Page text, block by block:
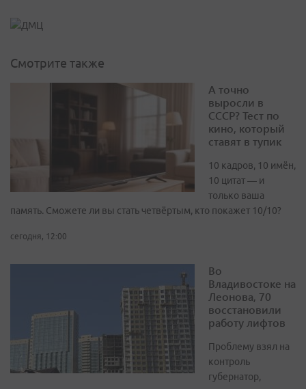
Смотрите также
А точно
выросли в
СССР? Тест по
кино, который
ставят в тупик
10 кадров, 10 имён,
10 цитат — и
только ваша
память. Сможете ли вы стать четвёртым, кто покажет 10/10?
сегодня, 12:00
Во
Владивостоке на
Леонова, 70
восстановили
работу лифтов
Проблему взял на
контроль
губернатор,